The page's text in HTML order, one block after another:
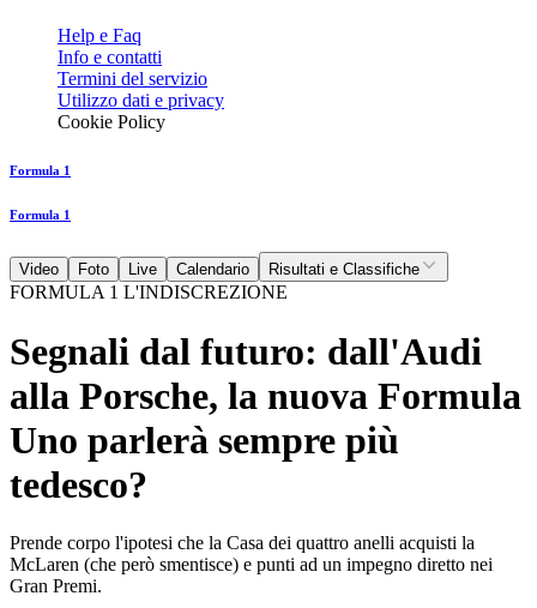
Help e Faq
Info e contatti
Termini del servizio
Utilizzo dati e privacy
Cookie Policy
Formula 1
Formula 1
Video Foto Live Calendario Risultati e Classifiche
FORMULA 1 L'INDISCREZIONE
Segnali dal futuro: dall'Audi
alla Porsche, la nuova Formula
Uno parlerà sempre più
tedesco?
Prende corpo l'ipotesi che la Casa dei quattro anelli acquisti la
McLaren (che però smentisce) e punti ad un impegno diretto nei
Gran Premi.